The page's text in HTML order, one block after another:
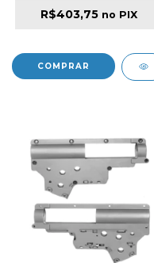
R$403,75 no PIX